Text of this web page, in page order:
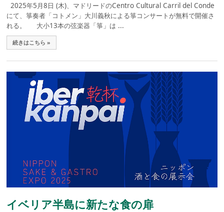
2025年5月8日 (木)、マドリードのCentro Cultural Carril del Conde
にて、箏奏者「コトメン」大川義秋による箏コンサートが無料で開催さ
れる。 大小13本の弦楽器「箏」は ...
続きはこちら »
イベリア半島に新たな食の扉